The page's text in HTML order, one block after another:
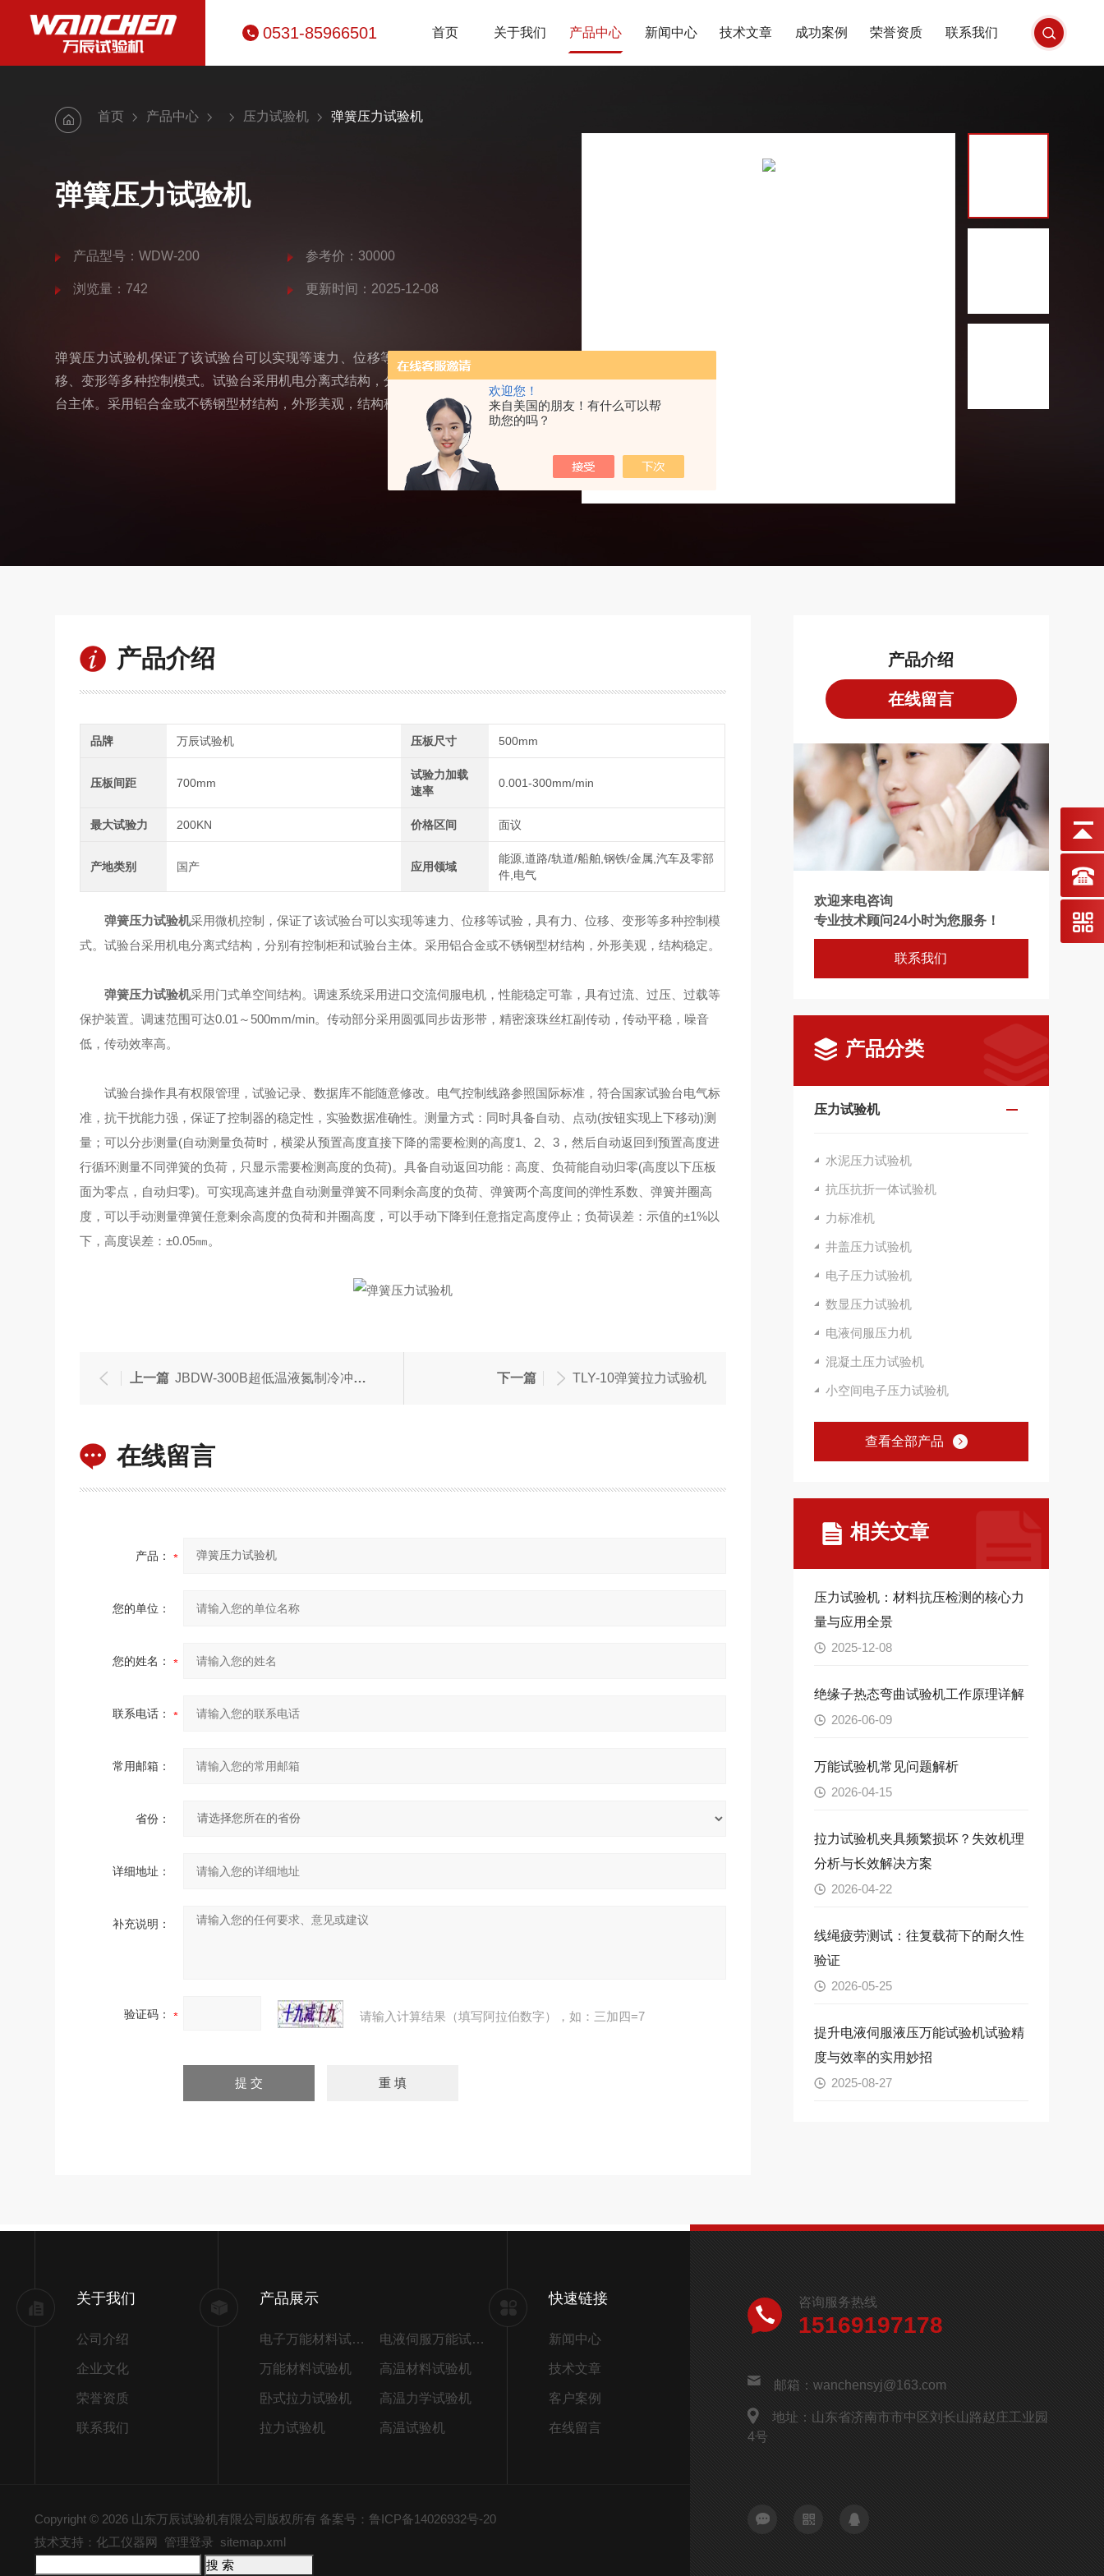
欢迎您！
来自美国的朋友！有什么可以帮
助您的吗？
0531-85966501 首页 关于我们 产品中心 新闻中心 技术文章 成功案例 荣誉资质 联系我们
首页 产品中心 压力试验机 弹簧压力试验机
弹簧压力试验机
产品型号：WDW-200 参考价：30000
浏览量：742 更新时间：2025-12-08
弹簧压力试验机保证了该试验台可以实现等速力、位移等试验，具有力、位
移、变形等多种控制模式。试验台采用机电分离式结构，分别有控制柜和试验
台主体。采用铝合金或不锈钢型材结构，外形美观，结构稳定。
产品介绍
品牌 万辰试验机 压板尺寸 500mm
压板间距 700mm
试验力加载
速率
0.001-300mm/min
最大试验力 200KN 价格区间 面议
产地类别 国产 应用领域
能源,道路/轨道/船舶,钢铁/金属,汽车及零部
件,电气
弹簧压力试验机采用微机控制，保证了该试验台可以实现等速力、位移等试验，具有力、位移、变形等多种控制模
式。试验台采用机电分离式结构，分别有控制柜和试验台主体。采用铝合金或不锈钢型材结构，外形美观，结构稳定。
弹簧压力试验机采用门式单空间结构。调速系统采用进口交流伺服电机，性能稳定可靠，具有过流、过压、过载等
保护装置。调速范围可达0.01～500mm/min。传动部分采用圆弧同步齿形带，精密滚珠丝杠副传动，传动平稳，噪音
低，传动效率高。
试验台操作具有权限管理，试验记录、数据库不能随意修改。电气控制线路参照国际标准，符合国家试验台电气标
准，抗干扰能力强，保证了控制器的稳定性，实验数据准确性。测量方式：同时具备自动、点动(按钮实现上下移动)测
量；可以分步测量(自动测量负荷时，横梁从预置高度直接下降的需要检测的高度1、2、3，然后自动返回到预置高度进
行循环测量不同弹簧的负荷，只显示需要检测高度的负荷)。具备自动返回功能：高度、负荷能自动归零(高度以下压板
面为零点，自动归零)。可实现高速并盘自动测量弹簧不同剩余高度的负荷、弹簧两个高度间的弹性系数、弹簧并圈高
度，可以手动测量弹簧任意剩余高度的负荷和并圈高度，可以手动下降到任意指定高度停止；负荷误差：示值的±1%以
下，高度误差：±0.05㎜。
上一篇 JBDW-300B超低温液氮制冷冲击试验机 下一篇 TLY-10弹簧拉力试验机
在线留言
产品：
您的单位：
您的姓名：
联系电话：
常用邮箱：
省份：
详细地址：
补充说明：
验证码： 请输入计算结果（填写阿拉伯数字），如：三加四=7
产品介绍
在线留言
欢迎来电咨询
专业技术顾问24小时为您服务！
联系我们
产品分类
压力试验机
水泥压力试验机
抗压抗折一体试验机
力标准机
井盖压力试验机
电子压力试验机
数显压力试验机
电液伺服压力机
混凝土压力试验机
小空间电子压力试验机
查看全部产品
相关文章
压力试验机：材料抗压检测的核心力
量与应用全景
2025-12-08
绝缘子热态弯曲试验机工作原理详解
2026-06-09
万能试验机常见问题解析
2026-04-15
拉力试验机夹具频繁损坏？失效机理
分析与长效解决方案
2026-04-22
线绳疲劳测试：往复载荷下的耐久性
验证
2026-05-25
提升电液伺服液压万能试验机试验精
度与效率的实用妙招
2025-08-27
关于我们
公司介绍
企业文化
荣誉资质
联系我们
产品展示
电子万能材料试验机 电液伺服万能试验机
万能材料试验机 高温材料试验机
卧式拉力试验机 高温力学试验机
拉力试验机 高温试验机
快速链接
新闻中心
技术文章
客户案例
在线留言
Copyright © 2026 山东万辰试验机有限公司版权所有 备案号：鲁ICP备14026932号-20
技术支持：化工仪器网
管理登录 sitemap.xml
咨询服务热线
15169197178
邮箱：wanchensyj@163.com
地址：山东省济南市市中区刘长山路赵庄工业园
4号